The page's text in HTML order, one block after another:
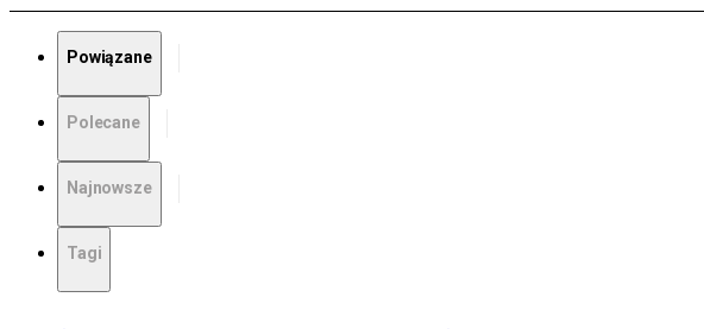
Powiązane
Polecane
Najnowsze
Tagi